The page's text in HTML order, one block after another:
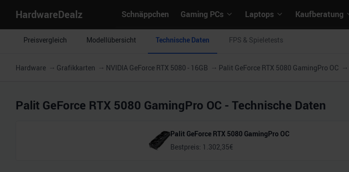
HardwareDealz Schnäppchen Gaming PCs Laptops Kaufberatung
Preisvergleich Modellübersicht Technische Daten FPS & Spieletests
Hardware Grafikkarten NVIDIA GeForce RTX 5080 - 16GB Palit GeForce RTX 5080 GamingPro OC
Palit GeForce RTX 5080 GamingPro OC - Technische Daten
Palit GeForce RTX 5080 GamingPro OC
Bestpreis: 1.302,35€